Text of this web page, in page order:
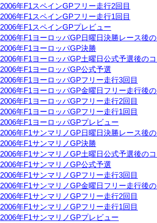
2006年F1スペインGPフリー走行2回目
2006年F1スペインGPフリー走行1回目
2006年F1スペインGPプレビュー
2006年F1ヨーロッパGP日曜日決勝レース後
2006年F1ヨーロッパGP決勝
2006年F1ヨーロッパGP土曜日公式予選後の
2006年F1ヨーロッパGP公式予選
2006年F1ヨーロッパGPフリー走行3回目
2006年F1ヨーロッパGP金曜日フリー走行後
2006年F1ヨーロッパGPフリー走行2回目
2006年F1ヨーロッパGPフリー走行1回目
2006年F1ヨーロッパGPプレビュー
2006年F1サンマリノGP日曜日決勝レース後
2006年F1サンマリノGP決勝
2006年F1サンマリノGP土曜日公式予選後の
2006年F1サンマリノGP公式予選
2006年F1サンマリノGPフリー走行3回目
2006年F1サンマリノGP金曜日フリー走行後
2006年F1サンマリノGPフリー走行2回目
2006年F1サンマリノGPフリー走行1回目
2006年F1サンマリノGPプレビュー